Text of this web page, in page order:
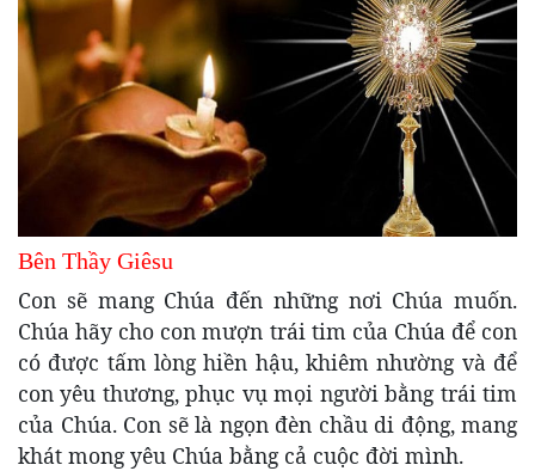
Bên Thầy Giêsu
Con sẽ mang Chúa đến những nơi Chúa muốn.
Chúa hãy cho con mượn trái tim của Chúa để con
có được tấm lòng hiền hậu, khiêm nhường và để
con yêu thương, phục vụ mọi người bằng trái tim
của Chúa. Con sẽ là ngọn đèn chầu di động, mang
khát mong yêu Chúa bằng cả cuộc đời mình.